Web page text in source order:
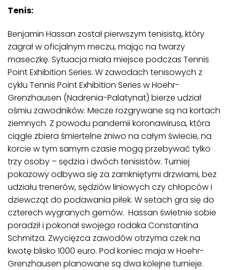
Tenis:
Benjamin Hassan został pierwszym tenisistą, który
zagrał w oficjalnym meczu, mając na twarzy
maseczkę. Sytuacja miała miejsce podczas Tennis
Point Exhibition Series. W zawodach tenisowych z
cyklu Tennis Point Exhibition Series w Hoehr-
Grenzhausen (Nadrenia-Palatynat) bierze udział
ośmiu zawodników. Mecze rozgrywane są na kortach
ziemnych. Z powodu pandemii koronawirusa, która
ciągle zbiera śmiertelne żniwo na całym świecie, na
korcie w tym samym czasie mogą przebywać tylko
trzy osoby – sędzia i dwóch tenisistów. Turniej
pokazowy odbywa się za zamkniętymi drzwiami, bez
udziału trenerów, sędziów liniowych czy chłopców i
dziewcząt do podawania piłek. W setach gra się do
czterech wygranych gemów. Hassan świetnie sobie
poradził i pokonał swojego rodaka Constantina
Schmitza. Zwycięzca zawodów otrzyma czek na
kwotę blisko 1000 euro. Pod koniec maja w Hoehr-
Grenzhausen planowane są dwa kolejne turnieje.